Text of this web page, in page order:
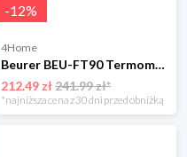
-12%
4Home
Beurer BEU-FT90 Termometr bezdotykowy
212.49 zł241.99 zł*
*najniższa cena z 30 dni przed obniżką